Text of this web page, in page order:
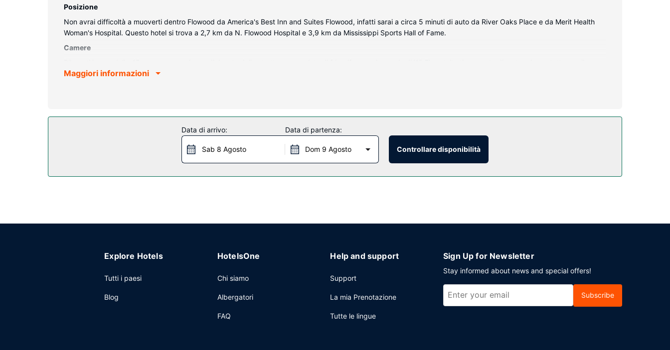
Posizione
Non avrai difficoltà a muoverti dentro Flowood da America's Best Inn and Suites Flowood, infatti sarai a circa 5 minuti di auto da River Oaks Place e da Merit Health
Woman's Hospital. Questo hotel si trova a 2,7 km da N. Flowood Hospital e 3,9 km da Mississippi Sports Hall of Fame.
Camere
mondo, mentre la TV con canali via cavo è l'ideale per concedersi un po' di svago. Il bagno in camera dispone di combinazione doccia/vasca, set di cortesia gratuiti e
La colazione continentale viene servita gratuitamente tutti i giorni dalle ore 06:00 alle ore 08:30.
Maggiori informazioni
Data di arrivo:
Sab 8 Agosto
Data di partenza:
Dom 9 Agosto Controllare disponibilità
Explore Hotels
Tutti i paesi
Blog
HotelsOne
Chi siamo
Albergatori
FAQ
Help and support
Support
La mia Prenotazione
Tutte le lingue
Sign Up for Newsletter
Stay informed about news and special offers!
Subscribe